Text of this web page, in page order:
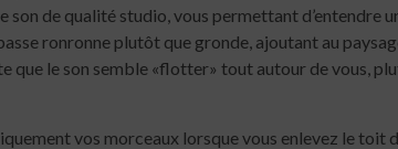
de qualité studio, vous permettant d’entendre
ronronne plutôt que gronde, ajoutant au
que le son semble «flotter» tout autour de vous,
vos morceaux lorsque vous enlevez le